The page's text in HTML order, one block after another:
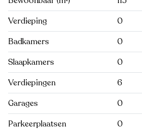
Verdieping
0
Badkamers
0
Slaapkamers
0
Verdiepingen
6
Garages
0
Parkeerplaatsen
0